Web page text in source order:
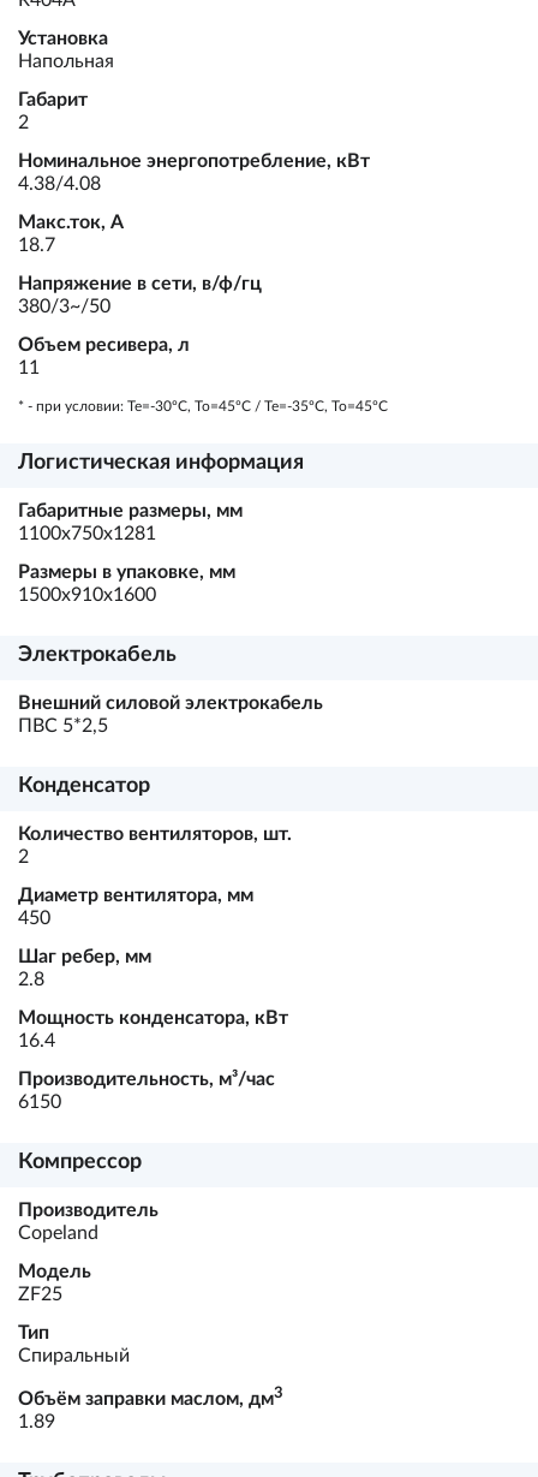
Установка
Напольная
Габарит
2
Номинальное энергопотребление, кВт
4.38/4.08
Макс.ток, А
18.7
Напряжение в сети, в/ф/гц
380/3~/50
Объем ресивера, л
11
* - при условии: Te=-30ºC, To=45ºC / Te=-35ºC, To=45ºC
Логистическая информация
Габаритные размеры, мм
1100х750х1281
Размеры в упаковке, мм
1500х910х1600
Электрокабель
Внешний силовой электрокабель
ПВС 5*2,5
Конденсатор
Количество вентиляторов, шт.
2
Диаметр вентилятора, мм
450
Шаг ребер, мм
2.8
Мощность конденсатора, кВт
16.4
Производительность, м³/час
6150
Компрессор
Производитель
Copeland
Модель
ZF25
Тип
Спиральный
Объём заправки маслом, дм3
1.89